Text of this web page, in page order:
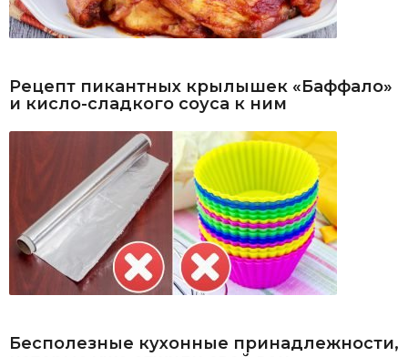
Рецепт пикантных крылышек «Баффало»
и кисло-сладкого соуса к ним
Бесполезные кухонные принадлежности,